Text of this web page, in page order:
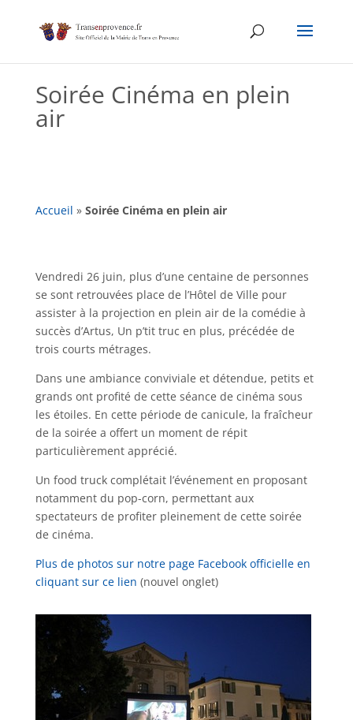
content
Soirée Cinéma en plein
air
Accueil » Soirée Cinéma en plein air
Vendredi 26 juin, plus d’une centaine de personnes
se sont retrouvées place de l’Hôtel de Ville pour
assister à la projection en plein air de la comédie à
succès d’Artus, Un p’tit truc en plus, précédée de
trois courts métrages.
Dans une ambiance conviviale et détendue, petits et
grands ont profité de cette séance de cinéma sous
les étoiles. En cette période de canicule, la fraîcheur
de la soirée a offert un moment de répit
particulièrement apprécié.
Un food truck complétait l’événement en proposant
notamment du pop-corn, permettant aux
spectateurs de profiter pleinement de cette soirée
de cinéma.
Plus de photos sur notre page Facebook officielle en
cliquant sur ce lien (nouvel onglet)